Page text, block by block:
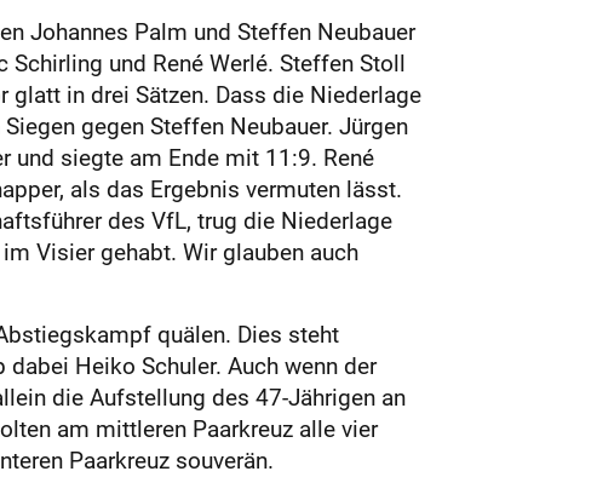
Johannes Palm und Steffen Neubauer
und René Werlé. Steffen Stoll
in drei Sätzen. Dass die Niederlage
gegen Steffen Neubauer. Jürgen
siegte am Ende mit 11:9. René
als das Ergebnis vermuten lässt.
des VfL, trug die Niederlage
Visier gehabt. Wir glauben auch
quälen. Dies steht
Heiko Schuler. Auch wenn der
die Aufstellung des 47-Jährigen an
am mittleren Paarkreuz alle vier
Paarkreuz souverän.